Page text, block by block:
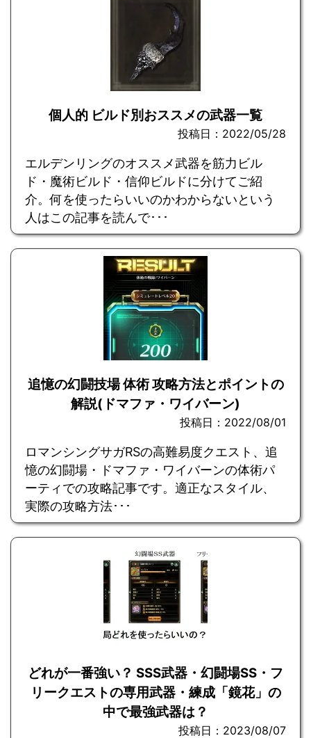
個人的 ビルド別おススメの武器一覧
投稿日：2022/05/28
エルデンリングのオススメ武器を筋力ビル
ド・魔術ビルド・信仰ビルドに分けてご紹
介。何を使ったらいいのかわからないという
人はこの記事を読んで･･･
追憶の幻闘技場 体術 攻略方法とポイントの
解説(ドマファ・ワイバーン)
投稿日：2022/08/01
ロマンシングサガRSの高難易度クエスト、追
憶の幻闘場・ドマファ・ワイバーンの体術パ
ーティでの攻略記事です。適正なスタイル、
実際の攻略方法･･･
どれが一番強い？ SSS武器・幻闘場SS・フ
リークエストの専用武器・練成「鏡花」の
中で最強武器は？
投稿日：2023/08/07